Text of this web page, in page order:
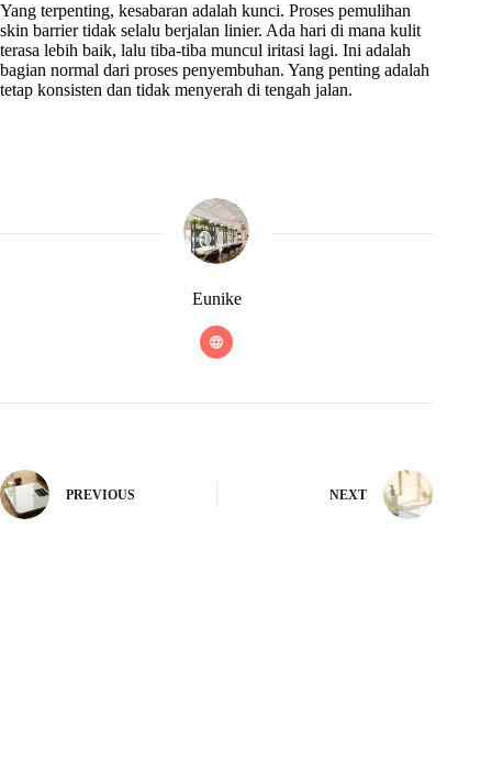
Yang terpenting, kesabaran adalah kunci. Proses pemulihan
skin barrier tidak selalu berjalan linier. Ada hari di mana kulit
terasa lebih baik, lalu tiba-tiba muncul iritasi lagi. Ini adalah
bagian normal dari proses penyembuhan. Yang penting adalah
tetap konsisten dan tidak menyerah di tengah jalan.
Eunike
PREVIOUS NEXT